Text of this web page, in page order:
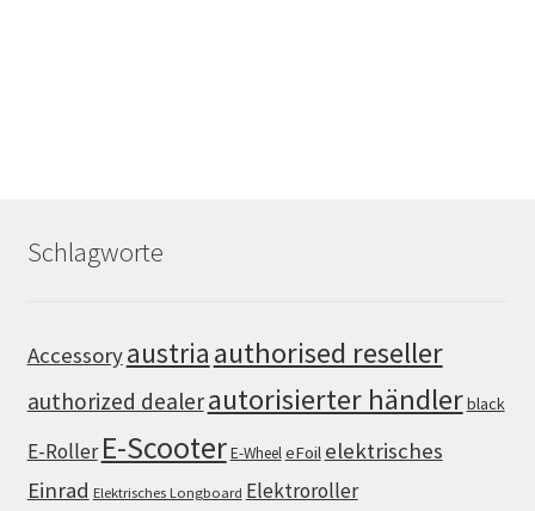
Schlagworte
Accessoryaustria authorised reseller
authorized dealerautorisierter händlerblack
E-Roller E-ScooterE-WheeleFoil elektrisches
Einrad Elektrisches Longboard Elektroroller